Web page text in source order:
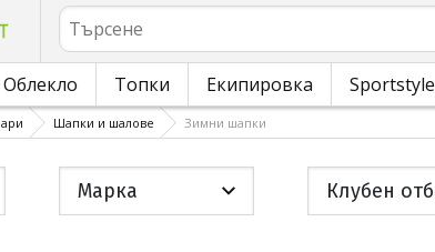
Търсене
Облекло Топки Екипировка Sportstyle
Шапки и шалове Зимни шапки
Марка Клубен